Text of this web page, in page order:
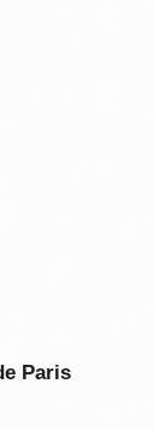
Paris